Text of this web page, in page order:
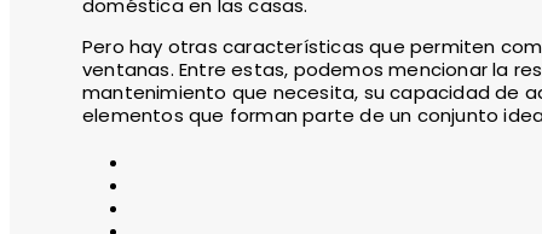
doméstica en las casas.
Pero hay otras características que permiten
ventanas. Entre estas, podemos mencionar la
mantenimiento que necesita, su capacidad de
elementos que forman parte de un conjunto